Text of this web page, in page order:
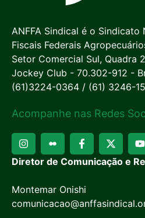
ANFFA Sindical é o
Fiscais Federais
Setor Comercial Sul, Quadra
Jockey Club - 70.302-912 -
(61)3224-0364 / (61) 3246-
Acompanhe nas Redes
Diretor de Comunicação e
Montemar Onishi